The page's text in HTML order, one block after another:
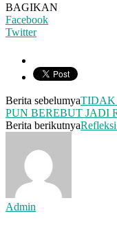
BAGIKAN
Facebook
Twitter
Berita sebelumyaTIDAK
PUN BEREBUT JADI
Berita berikutnya
Admin